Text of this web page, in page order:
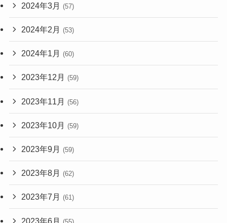
2024年3月 (57)
2024年2月 (53)
2024年1月 (60)
2023年12月 (59)
2023年11月 (56)
2023年10月 (59)
2023年9月 (59)
2023年8月 (62)
2023年7月 (61)
2023年6月 (55)